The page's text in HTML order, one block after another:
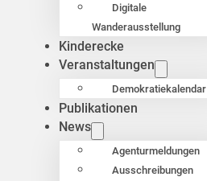
Digitale
Wanderausstellung
Kinderecke
Veranstaltungen
Demokratiekalendar
Publikationen
News
Agenturmeldungen
Ausschreibungen